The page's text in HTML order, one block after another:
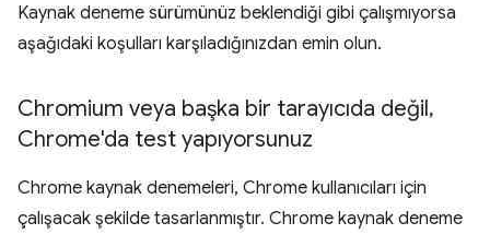
Kaynak deneme sürümünüz beklendiği gibi çalışmıyorsa
aşağıdaki koşulları karşıladığınızdan emin olun.
Chromium veya başka bir tarayıcıda değil,
Chrome'da test yapıyorsunuz
Chrome kaynak denemeleri, Chrome kullanıcıları için
çalışacak şekilde tasarlanmıştır. Chrome kaynak deneme